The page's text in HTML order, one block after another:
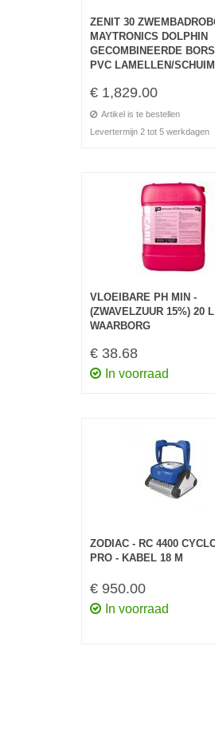
ZENIT 30
MAYTRONICS DOLPHIN
GECOMBINEERDE
PVC LAMELLEN/SCHUIM
€ 1,829.00
Artikel is te bestellen
Levertermijn 2 tot 5 werkdagen
VLOEIBARE PH MIN -
(ZWAVELZUUR 15%) 20
WAARBORG
€ 38.68
In voorraad
ZODIAC - RC 4400
PRO - KABEL 18 M
€ 950.00
In voorraad